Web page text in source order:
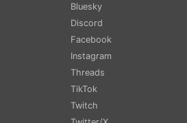
Bluesky
Discord
Facebook
Instagram
Threads
TikTok
Twitch